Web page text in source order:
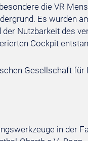
die VR
Es wurden
Nutzbarkeit des
Cockpit
Gesellschaft für
in der